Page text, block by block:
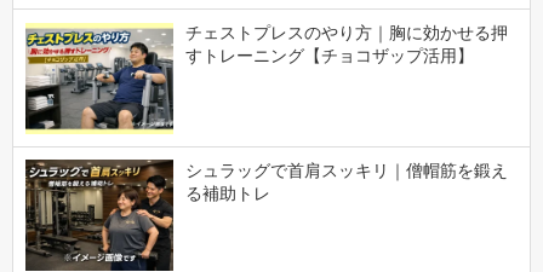
チェストプレスのやり方｜胸に効かせる押
すトレーニング【チョコザップ活用】
シュラッグで首肩スッキリ｜僧帽筋を鍛え
る補助トレ